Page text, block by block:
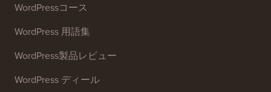
メール署名ジェネレーター
27以上の無料ビジネスツール
リソース